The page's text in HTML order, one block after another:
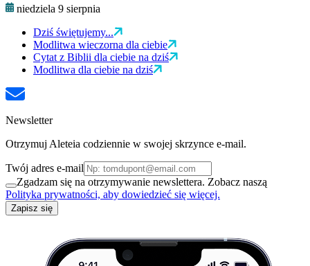
niedziela 9 sierpnia
Dziś świętujemy...
Modlitwa wieczorna dla ciebie
Cytat z Biblii dla ciebie na dziś
Modlitwa dla ciebie na dziś
Newsletter
Otrzymuj Aleteia codziennie w swojej skrzynce e-mail.
Twój adres e-mail
Zgadzam się na otrzymywanie newslettera. Zobacz naszą
Polityka prywatności, aby dowiedzieć się więcej.
Zapisz się